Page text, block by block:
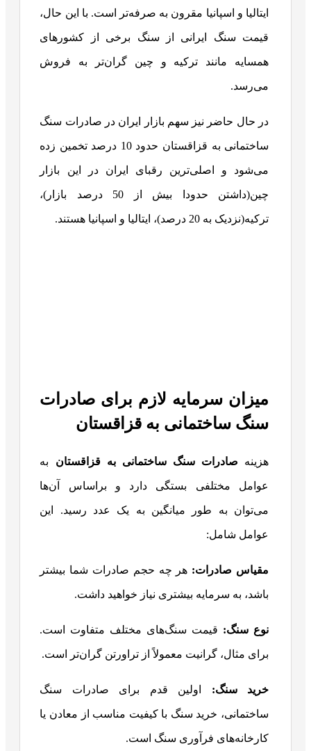
ایتالیا و اسپانیا مقرون به صرفه‌تر است. با این حال،
قیمت سنگ ایرانی از سنگ برخی از کشورهای
همسایه مانند ترکیه و چین گران‌تر به فروش
می‌رسد.
در حال حاضر نیز سهم بازار ایران در صادرات سنگ
ساختمانی به قزاقستان حدود 10 درصد تخمین زده
می‌شود و اصلی‌ترین رقبای ایران در این بازار
چین(داشتن حدودا بیش از 50 درصد بازار)،
ترکیه(نزدیک به 20 درصد)، ایتالیا و اسپانیا هستند.
میزان سرمایه لازم برای صادرات
سنگ ساختمانی به قزاقستان
هزینه صادرات سنگ ساختمانی به قزاقستان به
عوامل مختلفی بستگی دارد و براساس آن‌ها
می‌توان به طور میانگین به یک عدد رسید. این
عوامل شامل:
مقیاس صادرات: هر چه حجم صادرات شما بیشتر
باشد، به سرمایه بیشتری نیاز خواهید داشت.
نوع سنگ: قیمت سنگ‌های مختلف متفاوت است.
برای مثال، گرانیت معمولاً از تراورتن گران‌تر است.
خرید سنگ: اولین قدم برای صادرات سنگ
ساختمانی، خرید سنگ با کیفیت مناسب از معادن یا
کارخانه‌های فرآوری سنگ است.